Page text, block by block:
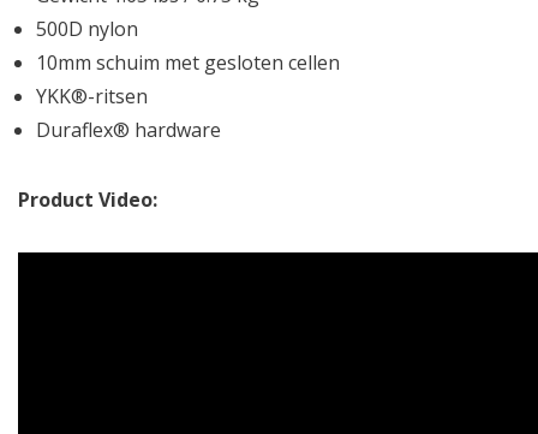
500D nylon
10mm schuim met gesloten cellen
YKK®-ritsen
Duraflex® hardware
Product Video: